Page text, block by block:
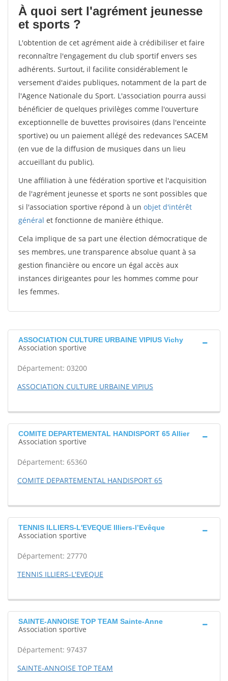
À quoi sert l'agrément jeunesse
et sports ?
L'obtention de cet agrément aide à crédibiliser et faire
reconnaître l'engagement du club sportif envers ses
adhérents. Surtout, il facilite considérablement le
versement d'aides publiques, notamment de la part de
l'Agence Nationale du Sport. L'association pourra aussi
bénéficier de quelques privilèges comme l'ouverture
exceptionnelle de buvettes provisoires (dans l'enceinte
sportive) ou un paiement allégé des redevances SACEM
(en vue de la diffusion de musiques dans un lieu
accueillant du public).
Une affiliation à une fédération sportive et l'acquisition
de l'agrément jeunesse et sports ne sont possibles que
si l'association sportive répond à un objet d'intérêt
général et fonctionne de manière éthique.
Cela implique de sa part une élection démocratique de
ses membres, une transparence absolue quant à sa
gestion financière ou encore un égal accès aux
instances dirigeantes pour les hommes comme pour
les femmes.
ASSOCIATION CULTURE URBAINE VIPIUS Vichy
Association sportive
Département: 03200
ASSOCIATION CULTURE URBAINE VIPIUS
COMITE DEPARTEMENTAL HANDISPORT 65 Allier
Association sportive
Département: 65360
COMITE DEPARTEMENTAL HANDISPORT 65
TENNIS ILLIERS-L'EVEQUE Illiers-l’Evêque
Association sportive
Département: 27770
TENNIS ILLIERS-L'EVEQUE
SAINTE-ANNOISE TOP TEAM Sainte-Anne
Association sportive
Département: 97437
SAINTE-ANNOISE TOP TEAM